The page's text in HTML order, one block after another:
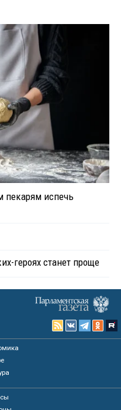
пекарям испечь
героях станет проще